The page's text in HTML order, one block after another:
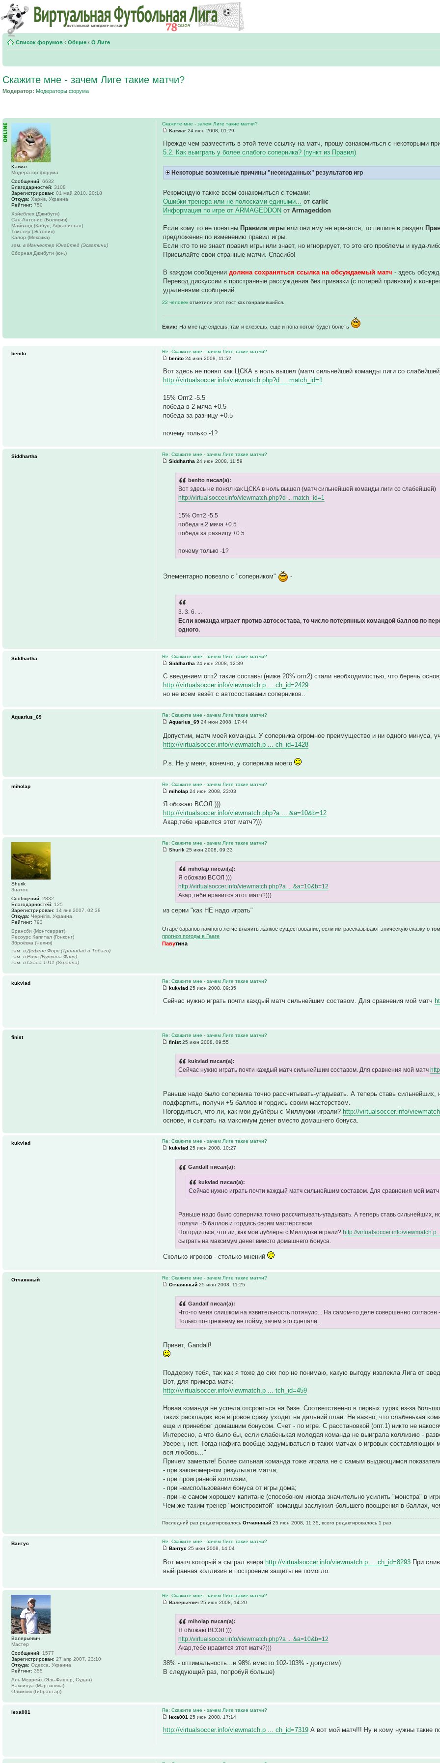
Список форумов ‹ Общие ‹ О Лиге
Скажите мне - зачем Лиге такие матчи?
Модератор: Модераторы форума
Скажите мне - зачем Лиге такие матчи?
Karwar 24 июн 2008, 01:29
Прежде чем разместить в этой теме ссылку на матч, прошу ознакомиться с некоторыми
5.2. Как выиграть у более слабого соперника? (пункт из Правил)
Некоторые возможные причины "неожиданных" результатов игр
Рекомендую также всем ознакомиться с темами:
Ошибки тренера или не полосками едиными...
отcarlic
Информация по игре от ARMAGEDDON отArmageddon
Если кому то не понятныПравила игры или они ему не нравятся, то пишите в раздел
предложения по изменению правил игры.
Если кто то не знает правил игры или знает, но игнорирует, то это его проблемы и куда-
Присылайте свои странные матчи. Спасибо!
В каждом сообщениидолжна сохраняться ссылка на обсуждаемый матч - здесь
Перевод дискуссии в пространные рассуждения без привязки (с потерей привязки) к
удалениями сообщений.
22 человекотметили этот пост как понравившийся.
Ёжик: На мне где сядешь, там и слезешь, еще и попа потом будет болеть
Karwar
Модератор форума
Сообщений: 6632
Благодарностей: 3108
Зарегистрирован: 01 май 2010, 20:18
Откуда: Харків, Украина
Рейтинг: 750
Хэйеблех (Джибути)
Сан-Антонио (Боливия)
Майванд (Кабул, Афганистан)
Твистер (Эстония)
Калор (Мексика)
зам. в Манчестер Юнайтед (Эсватини)
Сборная Джибути (юн.)
Re: Скажите мне - зачем Лиге такие матчи?
benito 24 июн 2008, 11:52
Вот здесь не понял как ЦСКА в ноль вышел (матч сильнейшей команды лиги со
http://virtualsoccer.info/viewmatch.php?d ... match_id=1
15% Опт2 -5.5
победа в 2 мяча +0.5
победа за разницу +0.5
почему только -1?
benito
Re: Скажите мне - зачем Лиге такие матчи?
Siddhartha 24 июн 2008, 11:59
benito писал(а):
Вот здесь не понял как ЦСКА в ноль вышел (матч сильнейшей команды лиги со слабейшей)
http://virtualsoccer.info/viewmatch.php?d ... match_id=1
15% Опт2 -5.5
победа в 2 мяча +0.5
победа за разницу +0.5
почему только -1?
Элементарно повезло с "соперником" -
3. 3. 6. ...
Если команда играет против автосостава, то число потерянных командой баллов по
одного.
Siddhartha
Re: Скажите мне - зачем Лиге такие матчи?
Siddhartha 24 июн 2008, 12:39
C введением опт2 такие составы (ниже 20% опт2) стали необходимостью, что беречь
http://virtualsoccer.info/viewmatch.p ... ch_id=2429
но не всем везёт с автосоставами соперников..
Siddhartha
Re: Скажите мне - зачем Лиге такие матчи?
Aquarius_69 24 июн 2008, 17:44
Допустим, матч моей команды. У соперника огромное преимущество и ни одного минуса,
http://virtualsoccer.info/viewmatch.p ... ch_id=1428
P.s. Не у меня, конечно, у соперника моего
Aquarius_69
Re: Скажите мне - зачем Лиге такие матчи?
miholap 24 июн 2008, 23:03
Я обожаю ВСОЛ )))
http://virtualsoccer.info/viewmatch.php?a ... &a=10&b=12
Акар,тебе нравится этот матч?)))
miholap
Re: Скажите мне - зачем Лиге такие матчи?
Shurik 25 июн 2008, 09:33
miholap писал(а):
Я обожаю ВСОЛ )))
http://virtualsoccer.info/viewmatch.php?a ... &a=10&b=12
Акар,тебе нравится этот матч?)))
из серии "как НЕ надо играть"
Отаре баранов намного легче влачить жалкое существование, если им рассказывают эпическую сказку о
прогноз погоды в Гааге
Павутина
Shurik
Знаток
Сообщений: 2832
Благодарностей: 125
Зарегистрирован: 14 янв 2007, 02:38
Откуда: Чернігів, Украина
Рейтинг: 793
Брансби (Монтсеррат)
Ресоурс Капитал (Гонконг)
Зброёвка (Чехия)
зам. в Дефенс Форс (Тринидад и Тобаго)
зам. в Роял (Буркина Фасо)
зам. в Скала 1911 (Украина)
Re: Скажите мне - зачем Лиге такие матчи?
kukvlad 25 июн 2008, 09:35
Сейчас нужно играть почти каждый матч сильнейшим составом. Для сравнения мой матч
kukvlad
Re: Скажите мне - зачем Лиге такие матчи?
finist25 июн 2008, 09:55
kukvlad писал(а):
Сейчас нужно играть почти каждый матч сильнейшим составом. Для сравнения мой матч
Раньше надо было соперника точно рассчитывать-угадывать. А теперь ставь
подфартить, получи +5 баллов и гордись своим мастерством.
Погордиться, что ли, как мои дублёры с Миллуоки играли? http://virtualsoccer.info/
основе, и сыграть на максимум денег вместо домашнего бонуса.
finist
Re: Скажите мне - зачем Лиге такие матчи?
kukvlad 25 июн 2008, 10:27
Gandalf писал(а):
kukvlad писал(а):
Сейчас нужно играть почти каждый матч сильнейшим составом. Для сравнения мой
Раньше надо было соперника точно рассчитывать-угадывать. А теперь ставь сильнейших,
получи +5 баллов и гордись своим мастерством.
Погордиться, что ли, как мои дублёры с Миллуоки играли?http://virtualsoccer.info/viewmatch.p
сыграть на максимум денег вместо домашнего бонуса.
Сколько игроков - столько мнений
kukvlad
Re: Скажите мне - зачем Лиге такие матчи?
Отчаянный 25 июн 2008, 11:25
Gandalf писал(а):
Что-то меня слишком на язвительность потянуло... На самом-то деле совершенно согласен
Только по-прежнему не пойму, зачем это сделали...
Привет, Gandalf!
Поддержу тебя, так как я тоже до сих пор не понимаю, какую выгоду извлекла Лига от
Вот, для примера матч:
http://virtualsoccer.info/viewmatch.p ... tch_id=459
Новая команда не успела отсроиться на базе. Соответственно в первых турах из-за
таких раскладах все игровое сразу уходит на дальний план. Не важно, что слабенькая
еще и принебрег домашним бонусом. Счет - по игре. С расстановкой (опт.1) никто не
Интересно, а что было бы, если слабенькая молодая команда не выиграла коллизию -
Уверен, нет. Тогда нафига вообще задумываться в таких матчах о игровых
вся любовь..."
Причем заметьте! Более сильная команда тоже играла не с самым выдающимся
- при закономерном результате матча;
- при проигранной коллизии;
- при неиспользовании бонуса от игры дома;
- при не самом хорошем капитане (способоном иногда значительно усилить "монстра" в
Чем же таким тренер "монстровитой" команды заслужил большего поощрения в баллах,
Последний раз редактировалосьОтчаянный 25 июн 2008, 11:35, всего редактировалось 1 раз.
Отчаянный
Re: Скажите мне - зачем Лиге такие матчи?
Вантус 25 июн 2008, 14:04
Вот матч который я сыграл вчера http://virtualsoccer.info/viewmatch.p ... ch_id=8293.При
выйгранная коллизия и построение защиты не помогло.
Вантус
Re: Скажите мне - зачем Лиге такие матчи?
Валерьевич 25 июн 2008, 14:20
miholap писал(а):
Я обожаю ВСОЛ )))
http://virtualsoccer.info/viewmatch.php?a ... &a=10&b=12
Акар,тебе нравится этот матч?)))
38% - оптимальность...и 98% вместо 102-103% - допустим)
В следующий раз, попробуй больше)
Валерьевич
Мастер
Сообщений: 1577
Зарегистрирован: 27 апр 2007, 23:10
Откуда: Одесса, Украина
Рейтинг: 355
Аль-Меррейх (Эль-Фашер, Судан)
Ваклинуа (Мартиника)
Олимпик (Гибралтар)
Re: Скажите мне - зачем Лиге такие матчи?
lexa001 25 июн 2008, 17:14
http://virtualsoccer.info/viewmatch.p ... ch_id=7319 А вот мой матч!!! Ну и кому нужны такие
lexa001